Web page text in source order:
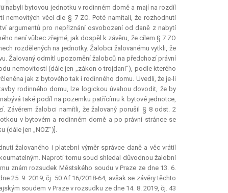
bytovou jednotku v rodinném domě a mají na rozdíl
věcí dle § 7 ZO. Poté namítali, že rozhodnutí
argumentů pro nepřiznání osvobození od daně z nabytí
není vůbec zřejmé, jak dospěl k závěru, že cílem § 7 ZO
rozdělených na jednotky. Žalobci žalovanému vytkli, že
Žalovaný odmítl upozornění žalobců na předchozí právní
nemovitostí (dále jen „zákon o trojdani“), podle kterého
jak z bytového tak i rodinného domu. Uvedli, že je-li
rodinného domu, lze logickou úvahou dovodit, že by
také podíl na pozemku patřícímu k bytové jednotce,
Závěrem žalobci namítli, že žalovaný porušil § 8 odst. 2
v bytovém a rodinném domě a po právní stránce se
(dále jen „NOZ“)].
žalovaného i platební výměr správce daně a věc vrátil
Naproti tomu soud shledal důvodnou žalobní
znám rozsudek Městského soudu v Praze ze dne 13. 6.
25. 9. 2019, čj. 50 Af 16/2018-64, avšak se závěry těchto
soudem v Praze v rozsudku ze dne 14. 8. 2019, čj. 43